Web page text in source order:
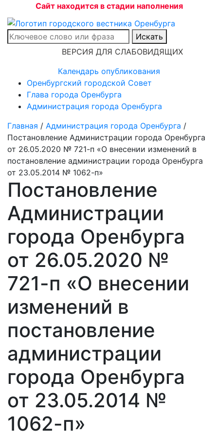
Сайт находится в стадии наполнения
Искать
ВЕРСИЯ ДЛЯ СЛАБОВИДЯЩИХ
Календарь опубликования
Оренбургский городской Совет
Глава города Оренбурга
Администрация города Оренбурга
Главная / Администрация города Оренбурга /
Постановление Администрации города Оренбурга
от 26.05.2020 № 721-п «О внесении изменений в
постановление администрации города Оренбурга
от 23.05.2014 № 1062-п»
Постановление
Администрации
города Оренбурга
от 26.05.2020 №
721-п «О внесении
изменений в
постановление
администрации
города Оренбурга
от 23.05.2014 №
1062-п»